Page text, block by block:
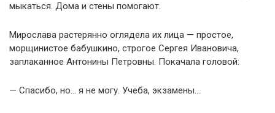
мыкаться. Дома и стены помогают.
Мирослава растерянно оглядела их лица — простое,
морщинистое бабушкино, строгое Сергея Ивановича,
заплаканное Антонины Петровны. Покачала головой:
— Спасибо, но… я не могу. Учеба, экзамены…